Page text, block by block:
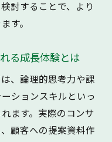
適な長期インター
できる長期インタ
の関係とは
討することで、より
す。
る成長体験とは
、論理的思考力や課
ションスキルといっ
ます。実際のコンサ
顧客への提案資料作